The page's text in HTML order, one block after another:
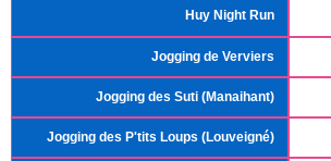
Huy Night Run
Jogging de Verviers
Jogging des Suti (Manaihant)
Jogging des P'tits Loups (Louveigné)